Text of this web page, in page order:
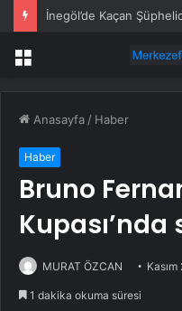
İnegöl’de Kaçan
Menü
Anasayfa / Haber
Haber
Bruno
Kupası’nda
MURAT ÖZCAN
1 dakika okuma süresi